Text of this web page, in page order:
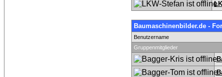
Baumaschinenbilder.de -
Benutzername
Gruppenmitglieder